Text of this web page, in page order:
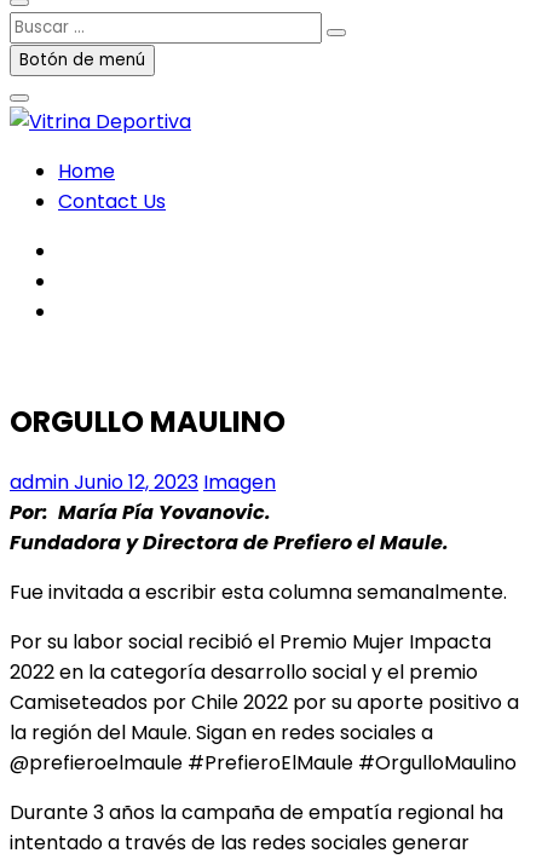
Buscar
…Botón de menú
Home
Contact Us
ORGULLO MAULINO
adminJunio 12, 2023 Imagen
Por: María Pía Yovanovic.
Fundadora y Directora de Prefiero el Maule.
Fue invitada a escribir esta columna semanalmente.
Por su labor social recibió el Premio Mujer Impacta
2022 en la categoría desarrollo social y el premio
Camiseteados por Chile 2022 por su aporte positivo a
la región del Maule. Sigan en redes sociales a
@prefieroelmaule #PrefieroElMaule #OrgulloMaulino
Durante 3 años la campaña de empatía regional ha
intentado a través de las redes sociales generar